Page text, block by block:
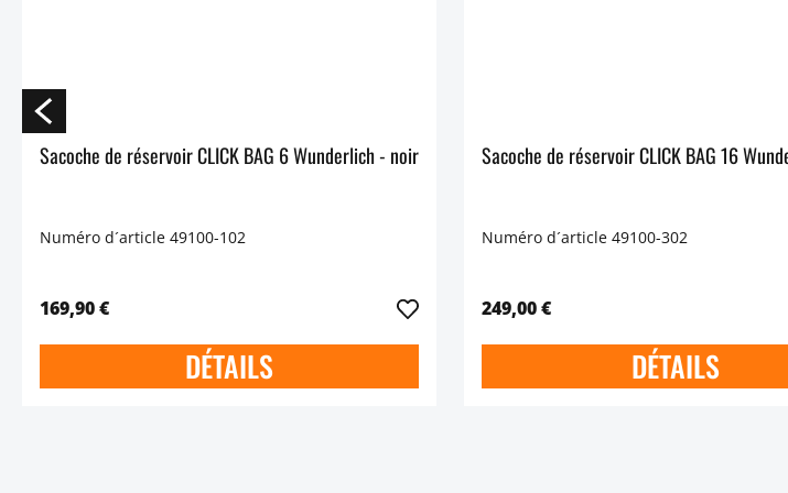
Sacoche de réservoir CLICK BAG 6 Wunderlich - noir
Numéro d´article 49100-102
169,90 €
DÉTAILS
Numéro d´article 49100-302
249,00 €
DÉTAILS